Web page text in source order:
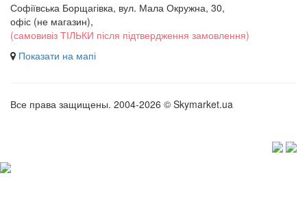
Софіївська Борщагівка, вул. Мала Окружна, 30,
офіс (не магазин),
(самовивіз ТІЛЬКИ після підтвердження замовлення)
Показати на мапі
Все права защищены. 2004-2026 © Skymarket.ua